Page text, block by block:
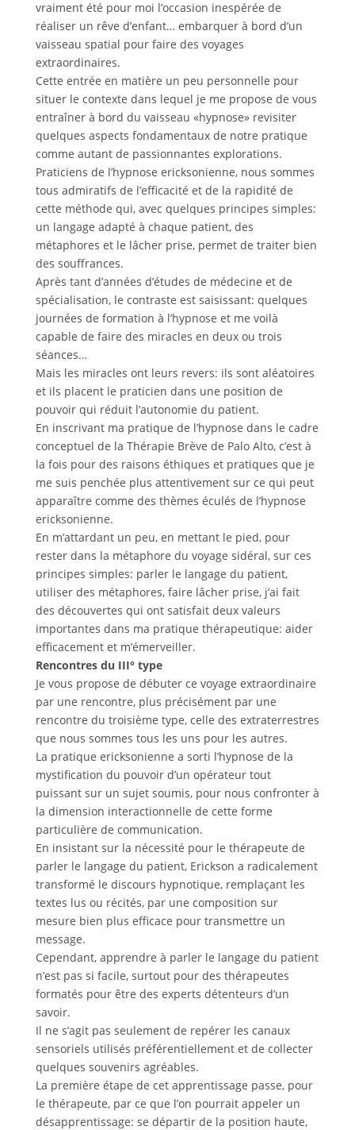
vraiment été pour moi l’occasion inespérée de
réaliser un rêve d’enfant… embarquer à bord d’un
vaisseau spatial pour faire des voyages
extraordinaires.
Cette entrée en matière un peu personnelle pour
situer le contexte dans lequel je me propose de vous
entraîner à bord du vaisseau «hypnose» revisiter
quelques aspects fondamentaux de notre pratique
comme autant de passionnantes explorations.
Praticiens de l’hypnose ericksonienne, nous sommes
tous admiratifs de l’efficacité et de la rapidité de
cette méthode qui, avec quelques principes simples:
un langage adapté à chaque patient, des
métaphores et le lâcher prise, permet de traiter bien
des souffrances.
Après tant d’années d’études de médecine et de
spécialisation, le contraste est saisissant: quelques
journées de formation à l’hypnose et me voilà
capable de faire des miracles en deux ou trois
séances…
Mais les miracles ont leurs revers: ils sont aléatoires
et ils placent le praticien dans une position de
pouvoir qui réduit l’autonomie du patient.
En inscrivant ma pratique de l’hypnose dans le cadre
conceptuel de la Thérapie Brève de Palo Alto, c’est à
la fois pour des raisons éthiques et pratiques que je
me suis penchée plus attentivement sur ce qui peut
apparaître comme des thèmes éculés de l’hypnose
ericksonienne.
En m’attardant un peu, en mettant le pied, pour
rester dans la métaphore du voyage sidéral, sur ces
principes simples: parler le langage du patient,
utiliser des métaphores, faire lâcher prise, j’ai fait
des découvertes qui ont satisfait deux valeurs
importantes dans ma pratique thérapeutique: aider
efficacement et m’émerveiller.
Rencontres du III° type
Je vous propose de débuter ce voyage extraordinaire
par une rencontre, plus précisément par une
rencontre du troisième type, celle des extraterrestres
que nous sommes tous les uns pour les autres.
La pratique ericksonienne a sorti l’hypnose de la
mystification du pouvoir d’un opérateur tout
puissant sur un sujet soumis, pour nous confronter à
la dimension interactionnelle de cette forme
particulière de communication.
En insistant sur la nécessité pour le thérapeute de
parler le langage du patient, Erickson a radicalement
transformé le discours hypnotique, remplaçant les
textes lus ou récités, par une composition sur
mesure bien plus efficace pour transmettre un
message.
Cependant, apprendre à parler le langage du patient
n’est pas si facile, surtout pour des thérapeutes
formatés pour être des experts détenteurs d’un
savoir.
Il ne s’agit pas seulement de repérer les canaux
sensoriels utilisés préférentiellement et de collecter
quelques souvenirs agréables.
La première étape de cet apprentissage passe, pour
le thérapeute, par ce que l’on pourrait appeler un
désapprentissage: se départir de la position haute,